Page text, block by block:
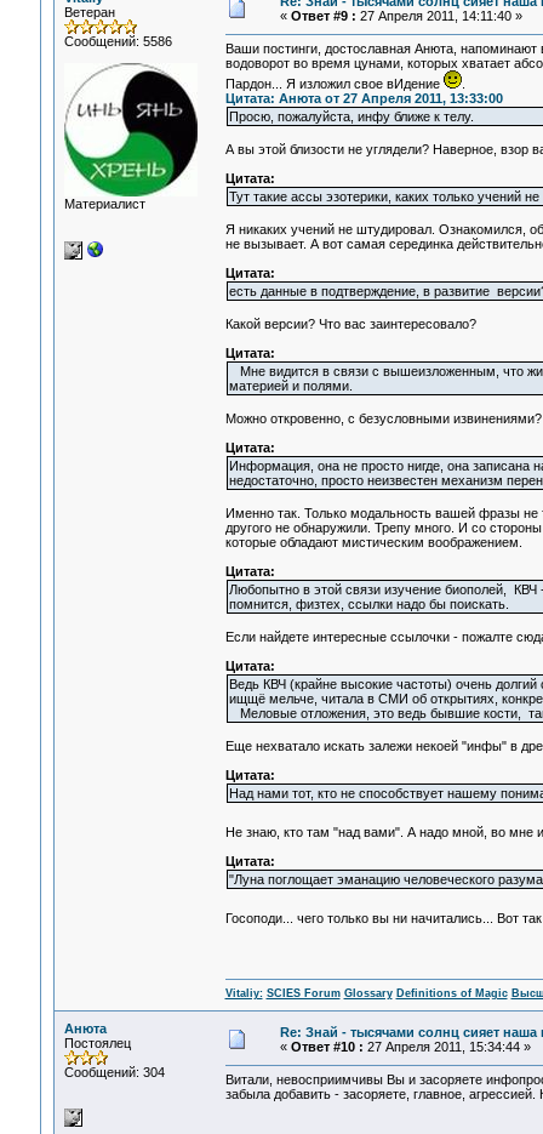
Ветеран
Сообщений: 5586
Материалист
« Ответ #9 : 27 Апреля 2011, 14:11:40 »
Ваши постинги, достославная Анюта, напоминают
водоворот во время цунами, которых хватает
Пардон... Я изложил свое вИдение
.
Цитата: Анюта от 27 Апреля 2011, 13:33:00
Просю, пожалуйста, инфу ближе к телу.
А вы этой близости не углядели? Наверное,
Цитата:
Тут такие ассы эзотерики, каких только учений
Я никаких учений не штудировал. Ознакомился,
не вызывает. А вот самая серединка
Цитата:
есть данные в подтверждение, в развитие
Какой версии? Что вас заинтересовало?
Цитата:
Мне видится в связи с вышеизложенным, что
материей и полями.
Можно откровенно, с безусловными
Цитата:
Информация, она не просто нигде, она
недостаточно, просто неизвестен механизм
Именно так. Только модальность вашей фразы
другого не обнаружили. Трепу много. И со
которые обладают мистическим воображением.
Цитата:
Любопытно в этой связи изучение биополей,
помнится, физтех, ссылки надо бы поискать.
Если найдете интересные ссылочки - пожалте
Цитата:
Ведь КВЧ (крайне высокие частоты) очень
ищщё мельче, читала в СМИ об открытиях,
Меловые отложения, это ведь бывшие кости,
Еще нехватало искать залежи некоей "инфы" в
Цитата:
Над нами тот, кто не способствует нашему
Не знаю, кто там "над вами". А надо мной, во мне
Цитата:
"Луна поглощает эманацию человеческого
Госоподи... чего только вы ни начитались... Вот
Vitaliy: SCIES Forum Glossary Definitions of Magic
Анюта
Постоялец
Сообщений: 304
Re: Знай - тысячами солнц сияет наша
« Ответ #10 : 27 Апреля 2011, 15:34:44 »
Витали, невосприимчивы Вы и засоряете
забыла добавить - засоряете, главное,